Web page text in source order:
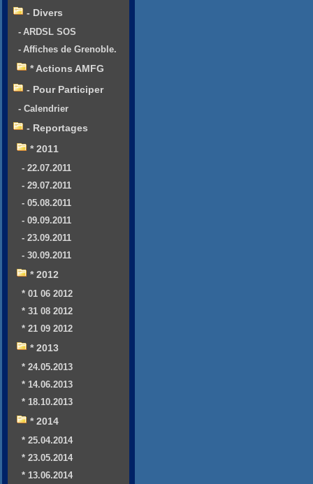
- Divers
- ARDSL SOS
- Affiches de Grenoble.
* Actions AMFG
- Pour Participer
- Calendrier
- Reportages
* 2011
- 22.07.2011
- 29.07.2011
- 05.08.2011
- 09.09.2011
- 23.09.2011
- 30.09.2011
* 2012
* 01 06 2012
* 31 08 2012
* 21 09 2012
* 2013
* 24.05.2013
* 14.06.2013
* 18.10.2013
* 2014
* 25.04.2014
* 23.05.2014
* 13.06.2014